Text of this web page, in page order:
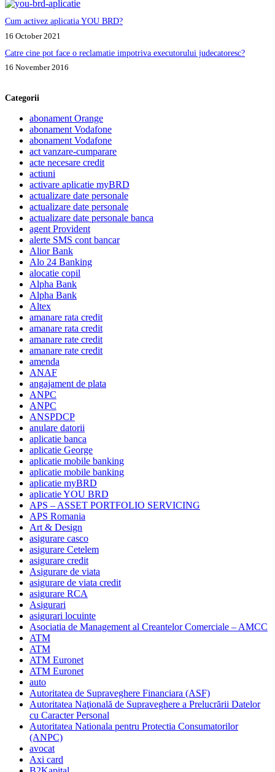
Cum activez aplicatia YOU BRD?
16 October 2021
Catre cine pot face o reclamatie impotriva executorului judecatoresc?
16 November 2016
Categorii
abonament Orange
abonament Vodafone
abonament Vodafone
act vanzare-cumparare
acte necesare credit
actiuni
activare aplicatie myBRD
actualizare date personale
actualizare date personale
actualizare date personale banca
agent Provident
alerte SMS cont bancar
Alior Bank
Alo 24 Banking
alocatie copil
Alpha Bank
Alpha Bank
Altex
amanare rata credit
amanare rata credit
amanare rate credit
amanare rate credit
amenda
ANAF
angajament de plata
ANPC
ANPC
ANSPDCP
anulare datorii
aplicatie banca
aplicatie George
aplicatie mobile banking
aplicatie mobile banking
aplicatie myBRD
aplicatie YOU BRD
APS – ASSET PORTFOLIO SERVICING
APS Romania
Art & Design
asigurare casco
asigurare Cetelem
asigurare credit
Asigurare de viata
asigurare de viata credit
asigurare RCA
Asigurari
asigurari locuinte
Asociatia de Management al Creantelor Comerciale – AMCC
ATM
ATM
ATM Euronet
ATM Euronet
auto
Autoritatea de Supraveghere Financiara (ASF)
Autoritatea Naţională de Supraveghere a Prelucrării Datelor
cu Caracter Personal
Autoritatea Nationala pentru Protectia Consumatorilor
(ANPC)
avocat
Axi card